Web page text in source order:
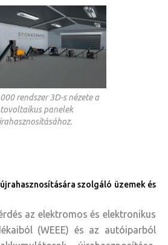
rendszer 3D-s nézete a
panelek
szolgáló üzemek és
az elektromos és elektronikus
(WEEE) és az autóiparból